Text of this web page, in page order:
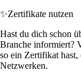
✨Zertifikate nutzen
Hast du dich schon
Branche informiert?
so ein Zertifikat hast,
Netzwerken.